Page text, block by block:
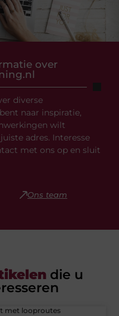
over
diverse
naar inspiratie,
wilt
adres. Interesse
met ons op en sluit
Ons team
die u
met looproutes